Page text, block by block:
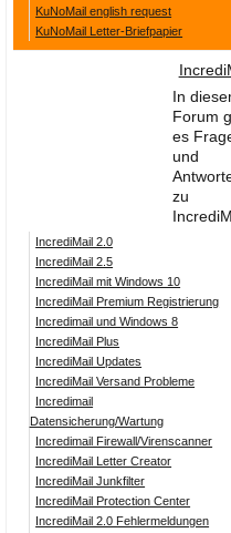
KuNoMail english request
KuNoMail Letter-Briefpapier
In
Forum
es
und
zu
IncrediMail 2.0
IncrediMail 2.5
IncrediMail mit Windows 10
IncrediMail Premium Registrierung
Incredimail und Windows 8
IncrediMail Plus
IncrediMail Updates
IncrediMail Versand Probleme
Incredimail
Datensicherung/Wartung
Incredimail Firewall/Virenscanner
IncrediMail Letter Creator
IncrediMail Junkfilter
IncrediMail Protection Center
IncrediMail 2.0 Fehlermeldungen